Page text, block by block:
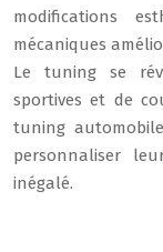
modifications
mécaniques
Le tuning se
sportives et de
tuning
personnaliser
inégalé.